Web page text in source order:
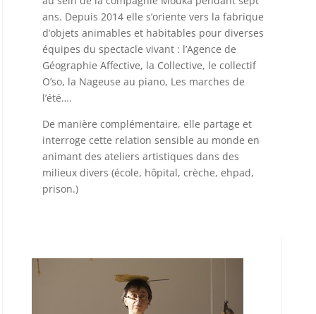
ans. Depuis 2014 elle s’oriente vers la fabrique
d’objets animables et habitables pour diverses
équipes du spectacle vivant : l’Agence de
Géographie Affective, la Collective, le collectif
O’so, la Nageuse au piano, Les marches de
l’été….
De manière complémentaire, elle partage et
interroge cette relation sensible au monde en
animant des ateliers artistiques dans des
milieux divers (école, hôpital, crèche, ehpad,
prison.)